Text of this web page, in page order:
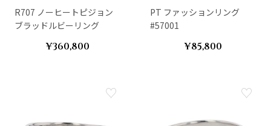
R707 ノーヒートピジョン
ブラッドルビーリング
¥360,800
PT ファッションリング
#57001
¥85,800